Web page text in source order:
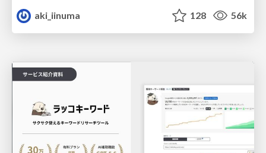
aki_iinuma
128 56k